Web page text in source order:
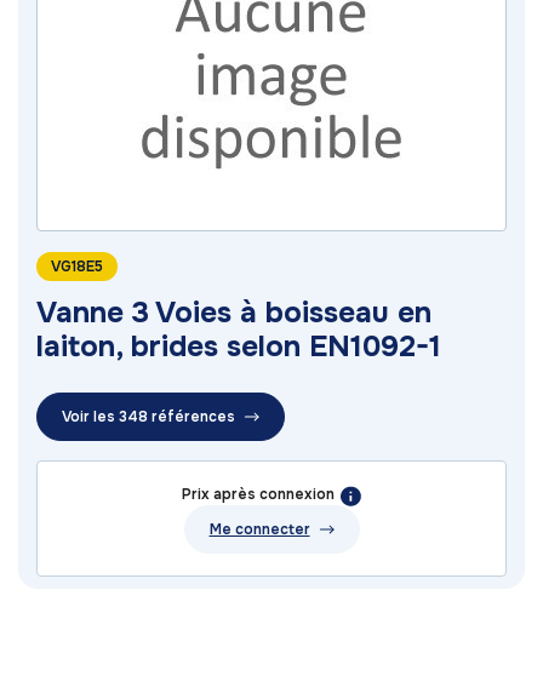
VG18E5
Vanne 3 Voies à boisseau en
laiton, brides selon EN1092-1
Voir les 348 références
Prix après connexion
Me connecter